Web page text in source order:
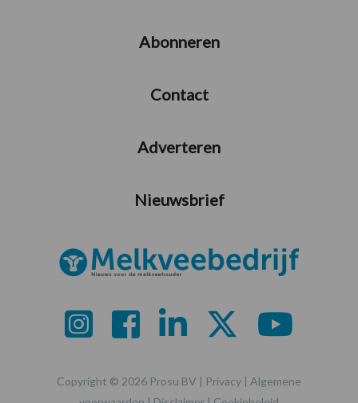
Abonneren
Contact
Adverteren
Nieuwsbrief
Copyright © 2026 Prosu BV | Privacy | Algemene